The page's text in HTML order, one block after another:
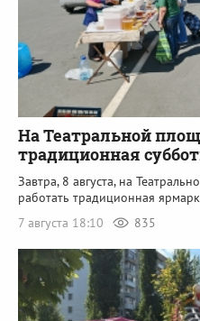
На Театральной
традиционная
Завтра, 8 августа, на
работать традиционная
7 августа 18:10
835